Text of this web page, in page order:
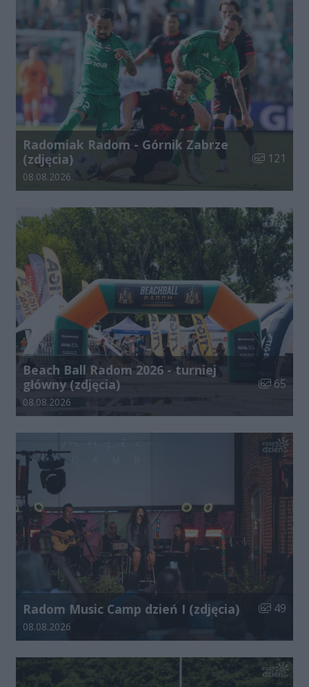
Radomiak Radom - Górnik Zabrze
(zdjęcia)
Liczba
121
Data dodania galerii:
08.08.2026
Beach Ball Radom 2026 - turniej
główny (zdjęcia)
Liczba
65
Data dodania galerii:
08.08.2026
Radom Music Camp dzień I (zdjęcia) Liczba
49
Data dodania galerii:
08.08.2026